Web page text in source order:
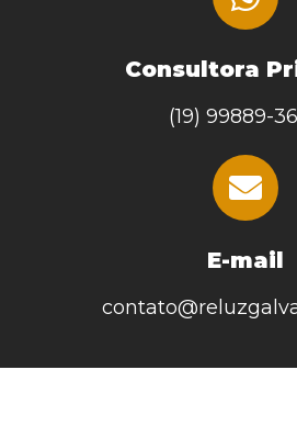
Consultora
(19) 99889-
E-mail